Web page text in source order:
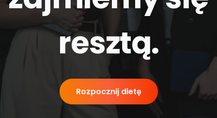
resztą.
Rozpocznij dietę